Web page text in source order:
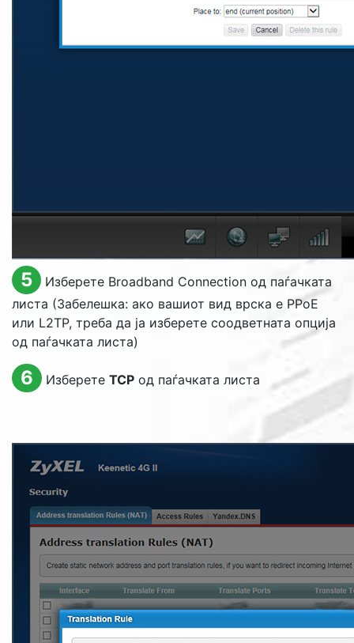
5
Изберете Broadband Connection од паѓачката
листа (Забелешка: ако вашиот вид врска е PPoE
или L2TP, треба да ја изберете соодветната опција
од паѓачката листа)
6 Изберете TCPод паѓачката листа